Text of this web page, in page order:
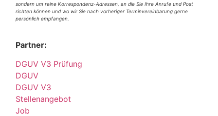
sondern um reine Korrespondenz-Adressen, an die Sie Ihre Anrufe und Post
richten können und wo wir Sie nach vorheriger Terminvereinbarung gerne
persönlich empfangen.
Partner:
DGUV V3 Prüfung
DGUV
DGUV V3
Stellenangebot
Job